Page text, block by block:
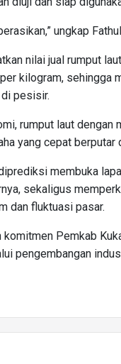
ungkap
nilai jual rumput
kilogram, sehingga
pesisir.
rumput laut
yang cepat berputar
membuka
sekaligus
dan fluktuasi pasar.
komitmen Pemkab
pengembangan